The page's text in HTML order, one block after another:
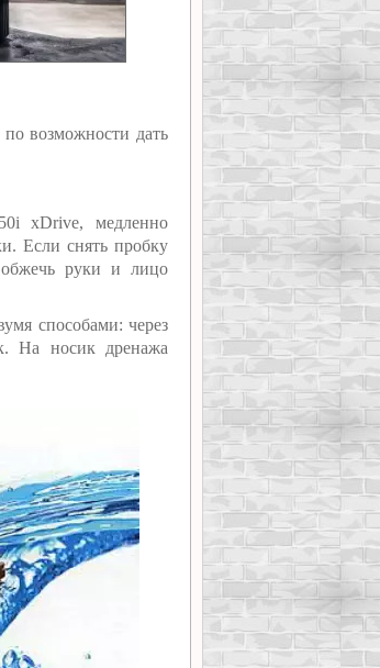
возможности дать
xDrive, медленно
Если снять пробку
руки и лицо
способами: через
На носик дренажа